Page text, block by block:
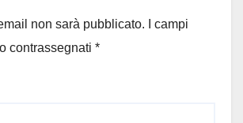
non sarà pubblicato.
I campi
contrassegnati *